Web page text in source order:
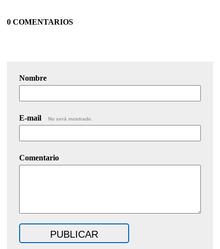
0 COMENTARIOS
Nombre
E-mail No será mostrado.
Comentario